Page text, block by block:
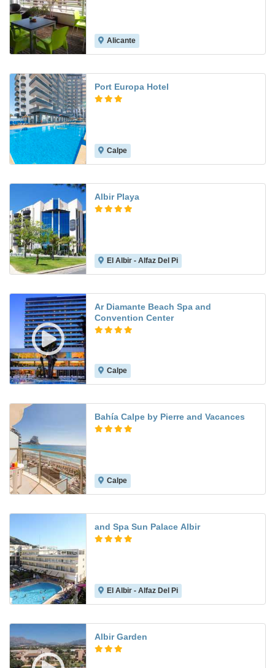
Alicante
Port Europa Hotel
Calpe
Albir Playa
El Albir - Alfaz Del Pi
Ar Diamante Beach Spa and
Convention Center
Calpe
Bahía Calpe by Pierre and Vacances
Calpe
and Spa Sun Palace Albir
El Albir - Alfaz Del Pi
Albir Garden